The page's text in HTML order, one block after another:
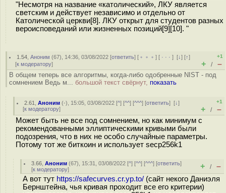
"Несмотря на название «католический», ЛКУ является
светским и действует независимо и отдельно от
Католической церкви[8]. ЛКУ открыт для студентов разных
вероисповеданий или жизненных позиций[9][10]. "
1.54 ,Аноним (67), 14:36, 03/08/2022 [ответить] [ ﹢﹢﹢] [ · · ·][↓] [↑]
[к модератору]
+1
+ / –
В общем теперь все алгоритмы, когда-либо одобренные NIST - под
сомнением Ведь м... большой текст свёрнут, показать
2.61 ,Аноним (-), 15:05, 03/08/2022 [^] [^^] [^^^] [ответить][↓]
[к модератору]
+1
+ / –
Может быть не все под сомнением, но как минимум с
рекомендованными эллиптическими кривыми были
подозрения, что в них не особо случайные параметры.
Потому тот же биткоин и использует secp256k1
3.66 ,Аноним (67), 15:31, 03/08/2022 [^] [^^] [^^^] [ответить]
[к модератору] + / –
А вот тут https://safecurves.cr.yp.to/ (сайт некого Даниэля
Бернштейна, чья кривая проходит все его критерии)